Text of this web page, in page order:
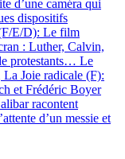
d’une caméra qui
dispositifs
E/D): Le film
: Luther, Calvin,
protestants… Le
Joie radicale (F):
et Frédéric Boyer
racontent
d’un messie et